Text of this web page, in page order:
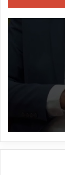
इमरजेन्सी व
सकता है।
ही में
के बारे में
बैठक में मुख्य
मनीषा
कुमार, प्रमुख
सचिव